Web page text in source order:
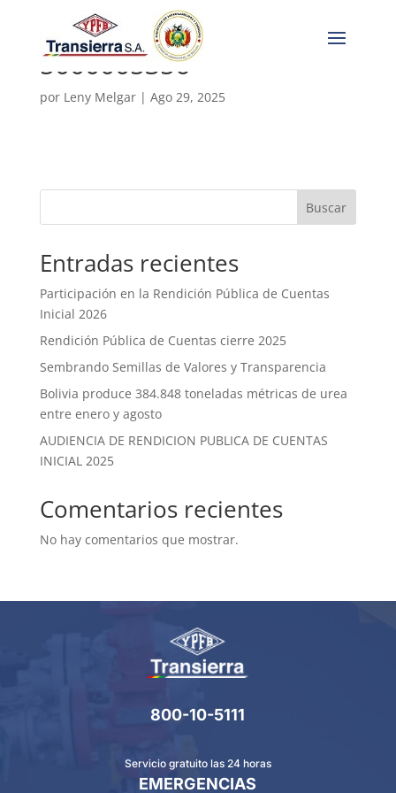
5000005356
por Leny Melgar| Ago 29, 2025
Buscar
Entradas recientes
Participación en la Rendición Pública de Cuentas
Inicial 2026
Rendición Pública de Cuentas cierre 2025
Sembrando Semillas de Valores y Transparencia
Bolivia produce 384.848 toneladas métricas de urea
entre enero y agosto
AUDIENCIA DE RENDICION PUBLICA DE CUENTAS
INICIAL 2025
Comentarios recientes
No hay comentarios que mostrar.
800-10-5111
Servicio gratuito las 24 horas
EMERGENCIAS